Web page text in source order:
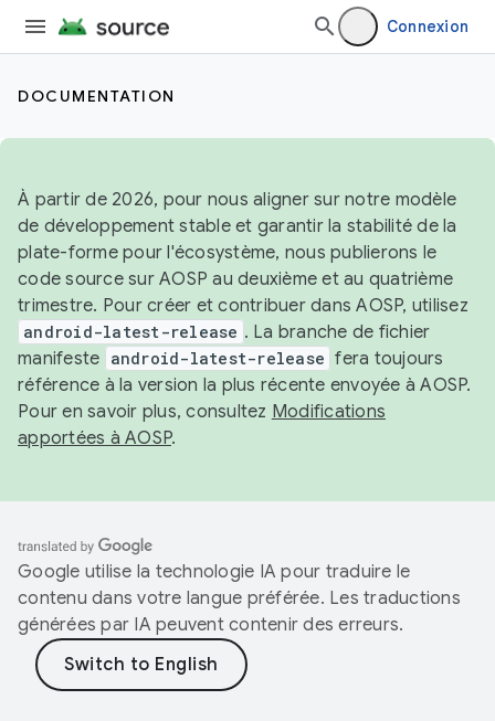
Connexion
DOCUMENTATION
À partir de 2026, pour nous aligner sur notre modèle
de développement stable et garantir la stabilité de la
plate-forme pour l'écosystème, nous publierons le
code source sur AOSP au deuxième et au quatrième
trimestre. Pour créer et contribuer dans AOSP, utilisez
android-latest-release . La branche de fichier
manifeste android-latest-release fera toujours
référence à la version la plus récente envoyée à AOSP.
Pour en savoir plus, consultez Modifications
apportées à AOSP.
Google utilise la technologie IA pour traduire le
contenu dans votre langue préférée. Les traductions
générées par IA peuvent contenir des erreurs.